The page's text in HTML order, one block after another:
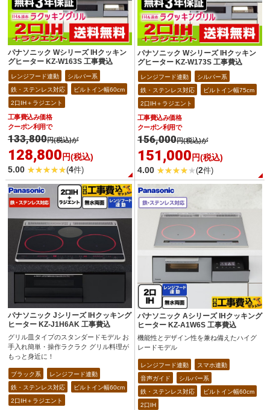
パナソニック Wシリーズ IHクッキン
グヒーター KZ-W163S 工事費込
レンジフード連動
シルバー系
鉄・ステンレス対応
ビルトイン幅60cm
2口IH＋ラジエント
工事費込み価格
クーポン利用で
133,800円(税込)が
128,800 円(税込)
5.00
(4件)
パナソニック Wシリーズ IHクッキン
グヒーター KZ-W173S 工事費込
レンジフード連動
シルバー系
鉄・ステンレス対応
ビルトイン幅75cm
2口IH＋ラジエント
工事費込み価格
クーポン利用で
156,000円(税込)が
151,000 円(税込)
4.00
(2件)
パナソニック Jシリーズ IHクッキング
ヒーター KZ-J1H6AK 工事費込
グリル皿タイプのスタンダードモデル お
手入れ簡単・操作ラクラク グリル料理が
もっと身近に！
ブラック系
レンジフード連動
鉄・ステンレス対応
ビルトイン幅60cm
2口IH＋ラジエント
パナソニック Aシリーズ IHクッキング
ヒーター KZ-A1W6S 工事費込
機能性とデザイン性を兼ね備えたハイグ
レードモデル
レンジフード連動
スマホ連動
音声ガイド
シルバー系
鉄・ステンレス対応
ビルトイン幅60cm
2口IH